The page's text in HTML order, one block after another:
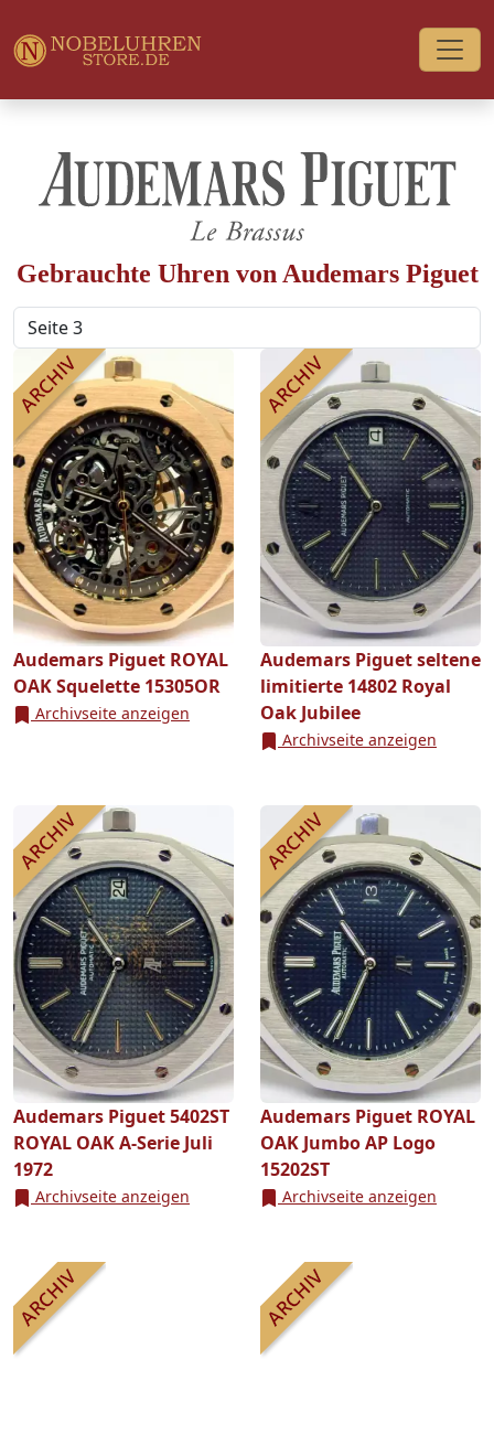
Gebrauchte Uhren von Audemars Piguet
Audemars Piguet ROYAL
OAK Squelette 15305OR
Archivseite anzeigen
Audemars Piguet seltene
limitierte 14802 Royal
Oak Jubilee
Archivseite anzeigen
Audemars Piguet 5402ST
ROYAL OAK A-Serie Juli
1972
Archivseite anzeigen
Audemars Piguet ROYAL
OAK Jumbo AP Logo
15202ST
Archivseite anzeigen